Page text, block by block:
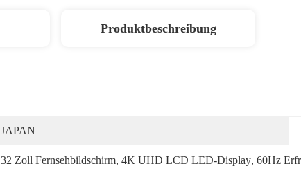
Produktbeschreibung
JAPAN
32 Zoll Fernsehbildschirm, 4K UHD LCD LED-Display, 60Hz